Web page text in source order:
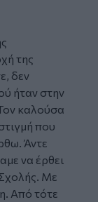
της
δεν
ήταν στην
καλούσα
που
Άντε
να έρθει
Με
Από τότε